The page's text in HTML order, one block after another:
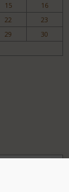
15
16
22
23
29
30